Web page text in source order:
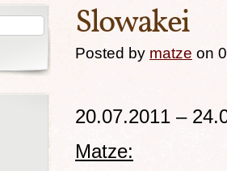
Slowakei
Posted by matze on
20.07.2011 –
Matze: